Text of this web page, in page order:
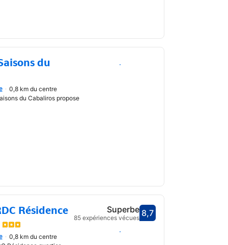
du
0,8 km du centre
du Cabaliros propose
Choisir des dates
Résidence
0,8 km du centre
Avec une note de 8,7
8,7
Superbe
85 expériences vécues
Choisir des dates